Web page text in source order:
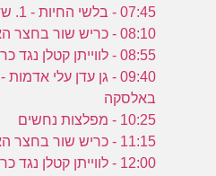
07:45 - בלשי החיות - 1. שד בכפר
08:10 - כריש שור בחצר האחורית
08:55 - לווייתן קטלן נגד כריש
באלסקה
10:25 - מפלצות נחשים
11:15 - כריש שור בחצר האחורית
12:00 - לווייתן קטלן נגד כריש